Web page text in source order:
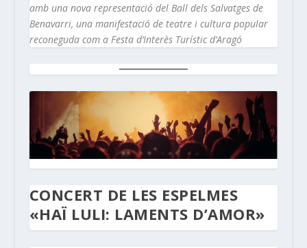
amb una nova representació del Ball dels Salvatges de
Benavarri, una manifestació de teatre i cultura popular
reconeguda com a Festa d’Interès Turístic d’Aragó
CONCERT DE LES ESPELMES
«HAÏ LULI: LAMENTS D’AMOR»